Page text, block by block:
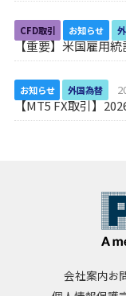
CFD取引 お知らせ
【重要】米国雇用
お知らせ 外国為替
【MT5 FX取引】
会社案内お